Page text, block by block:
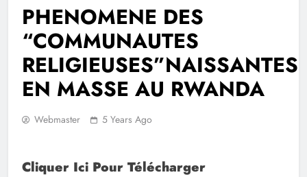
PHENOMENE DES
“COMMUNAUTES
RELIGIEUSES”NAISSANTES
EN MASSE AU RWANDA
Webmaster 5 Years Ago
Cliquer Ici Pour Télécharger